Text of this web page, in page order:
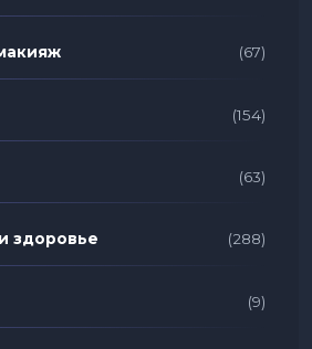
(67)
(154)
(63)
здоровье (288)
(9)